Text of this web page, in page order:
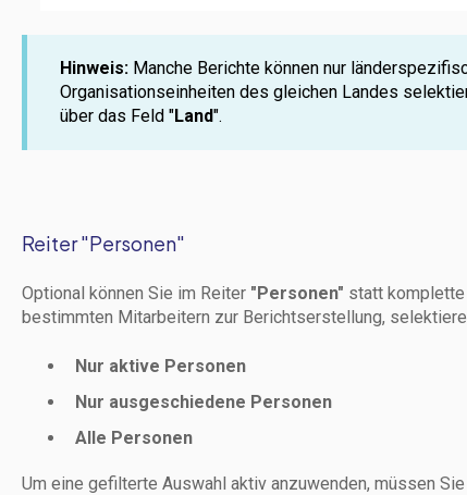
Hinweis: Manche Berichte können nur
Organisationseinheiten des gleichen Landes
über das Feld "Land".
Reiter "Personen"
Optional können Sie im Reiter "Personen" statt komplette
bestimmten Mitarbeitern zur Berichtserstellung,
Nur aktive Personen
Nur ausgeschiedene Personen
Alle Personen
Um eine gefilterte Auswahl aktiv anzuwenden, müssen